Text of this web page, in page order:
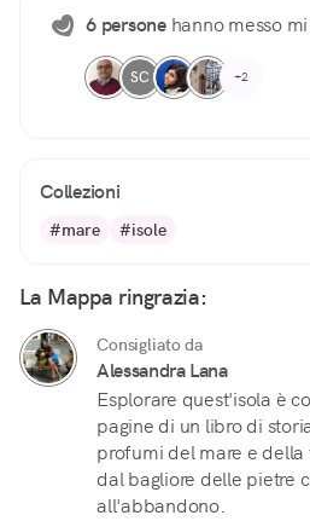
6 personehanno messo
SC +2
Collezioni
#mare #isole
La Mappa ringrazia:
Consigliato da
Alessandra Lana
Esplorare quest'isola è
pagine di un libro di
profumi del mare e
dal bagliore delle pietre
all'abbandono.